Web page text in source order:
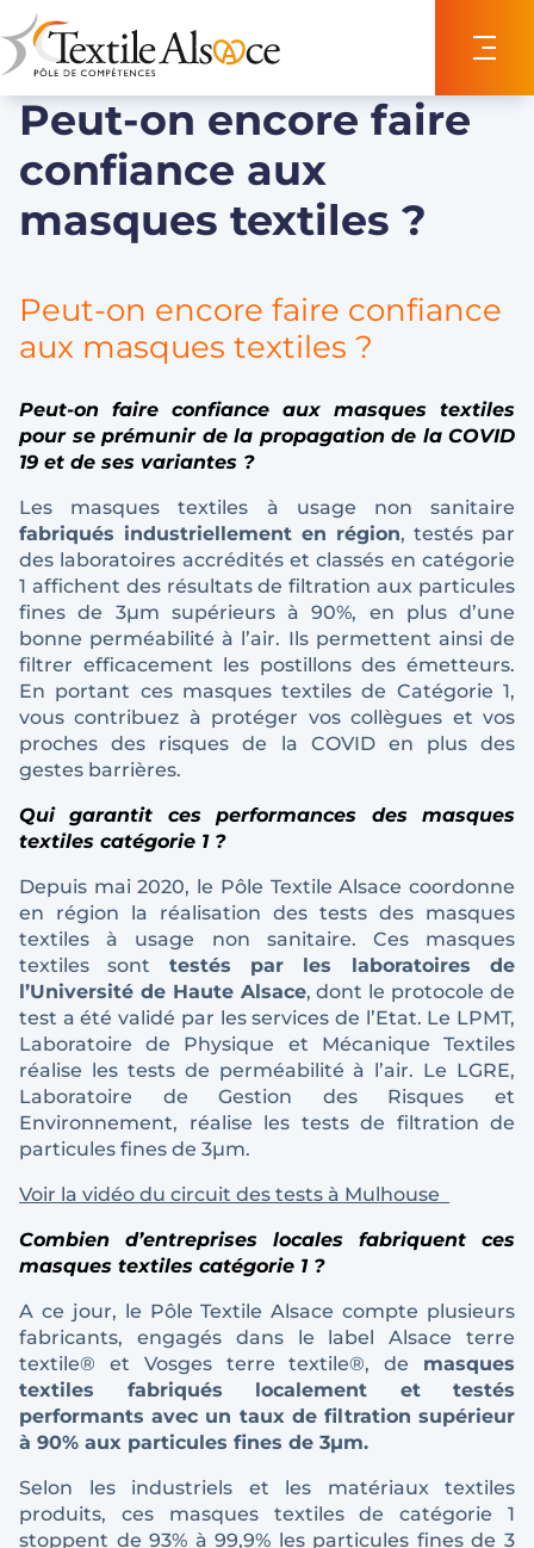
Peut-on encore faire
confiance aux
masques textiles ?
Peut-on encore faire confiance
aux masques textiles ?
Peut-on faire confiance aux masques textiles
pour se prémunir de la propagation de la COVID
19 et de ses variantes ?
Les masques textiles à usage non sanitaire
fabriqués industriellement en région, testés par
des laboratoires accrédités et classés en catégorie
1 affichent des résultats de filtration aux particules
fines de 3µm supérieurs à 90%, en plus d’une
bonne perméabilité à l’air. Ils permettent ainsi de
filtrer efficacement les postillons des émetteurs.
En portant ces masques textiles de Catégorie 1,
vous contribuez à protéger vos collègues et vos
proches des risques de la COVID en plus des
gestes barrières.
Qui garantit ces performances des masques
textiles catégorie 1 ?
Depuis mai 2020, le Pôle Textile Alsace coordonne
en région la réalisation des tests des masques
textiles à usage non sanitaire. Ces masques
textiles sont testés par les laboratoires de
l’Université de Haute Alsace, dont le protocole de
test a été validé par les services de l’Etat. Le LPMT,
Laboratoire de Physique et Mécanique Textiles
réalise les tests de perméabilité à l’air. Le LGRE,
Laboratoire de Gestion des Risques et
Environnement, réalise les tests de filtration de
particules fines de 3µm.
Voir la vidéo du circuit des tests à Mulhouse
Combien d’entreprises locales fabriquent ces
masques textiles catégorie 1 ?
A ce jour, le Pôle Textile Alsace compte plusieurs
fabricants, engagés dans le label Alsace terre
textile® et Vosges terre textile®, de masques
textiles fabriqués localement et testés
performants avec un taux de filtration supérieur
à 90% aux particules fines de 3µm.
Selon les industriels et les matériaux textiles
produits, ces masques textiles de catégorie 1
stoppent de 93% à 99,9% les particules fines de 3
Panneau de gestion des cookies